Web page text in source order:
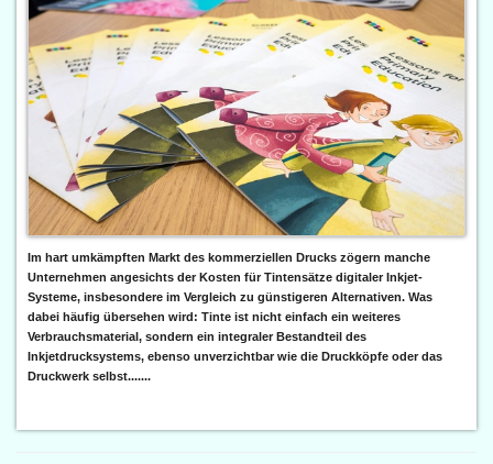
Im hart umkämpften Markt des kommerziellen Drucks zögern manche
Unternehmen angesichts der Kosten für Tintensätze digitaler Inkjet-
Systeme, insbesondere im Vergleich zu günstigeren Alternativen. Was
dabei häufig übersehen wird: Tinte ist nicht einfach ein weiteres
Verbrauchsmaterial, sondern ein integraler Bestandteil des
Inkjetdrucksystems, ebenso unverzichtbar wie die Druckköpfe oder das
Druckwerk selbst.......